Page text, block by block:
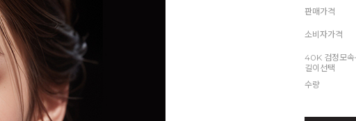
판매가격
소비자가격
40K 검정모속
길이선택
수량